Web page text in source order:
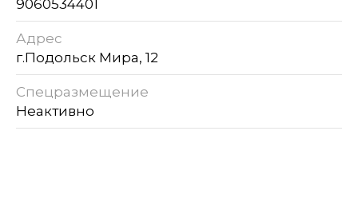
9060534401
Адрес
г.Подольск Мира, 12
Спецразмещение
Неактивно